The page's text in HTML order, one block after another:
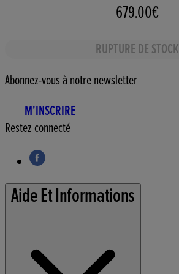
679.00€
RUPTURE DE STOCK
Abonnez-vous à notre newsletter
M'INSCRIRE
Restez connecté
Aide Et Informations